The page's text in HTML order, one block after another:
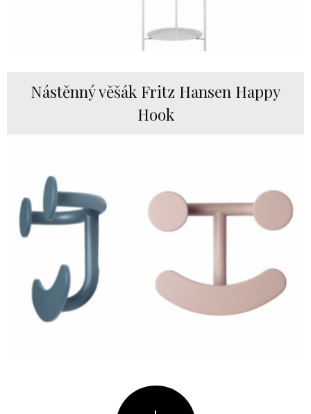
Nástěnný věšák Fritz Hansen Happy
Hook